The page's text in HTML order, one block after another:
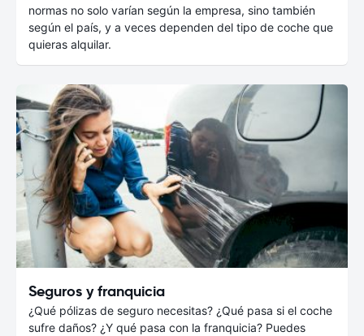
normas no solo varían según la empresa, sino también
según el país, y a veces dependen del tipo de coche que
quieras alquilar.
Seguros y franquicia
¿Qué pólizas de seguro necesitas? ¿Qué pasa si el coche
sufre daños? ¿Y qué pasa con la franquicia? Puedes